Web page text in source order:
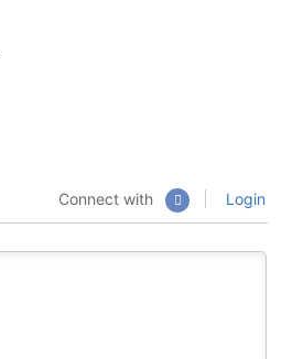
Connect with Login